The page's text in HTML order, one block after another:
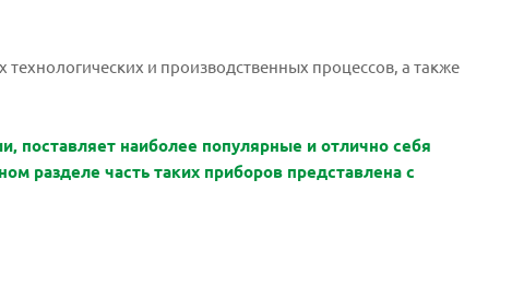
и производственных процессов, а также
поставляет наиболее популярные и отлично себя
разделе часть таких приборов представлена с